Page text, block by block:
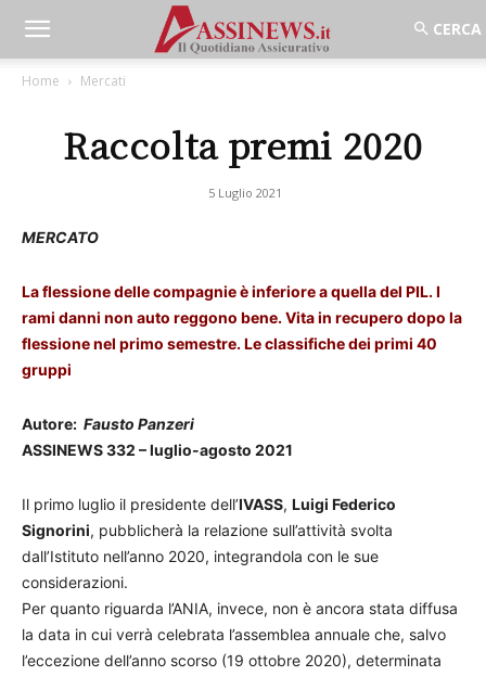
Home Mercati
Raccolta premi 2020
5 Luglio 2021
MERCATO
La flessione delle compagnie è inferiore a quella del PIL. I
rami danni non auto reggono bene. Vita in recupero dopo la
flessione nel primo semestre. Le classifiche dei primi 40
gruppi
Autore: Fausto Panzeri
ASSINEWS 332 – luglio-agosto 2021
Il primo luglio il presidente dell’IVASS, Luigi Federico
Signorini, pubblicherà la relazione sull’attività svolta
dall’Istituto nell’anno 2020, integrandola con le sue
considerazioni.
Per quanto riguarda l’ANIA, invece, non è ancora stata diffusa
la data in cui verrà celebrata l’assemblea annuale che, salvo
l’eccezione dell’anno scorso (19 ottobre 2020), determinata